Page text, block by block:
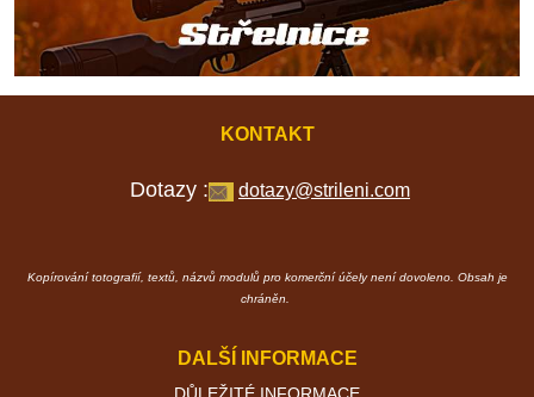
KONTAKT
Dotazy : dotazy@strileni.com
Kopírování totografií, textů, názvů modulů pro komerční účely není dovoleno. Obsah je
chráněn.
DALŠÍ INFORMACE